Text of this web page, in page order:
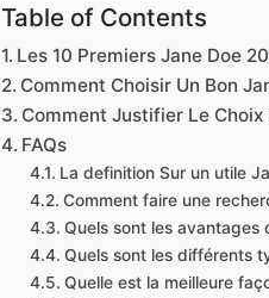
Table of Contents
Les 10 Premiers Jane Doe
Comment Choisir Un Bon
Comment Justifier Le Choix
FAQs
La definition Sur un utile
Comment faire une
Quels sont les avantages
Quels sont les différents
Quelle est la meilleure